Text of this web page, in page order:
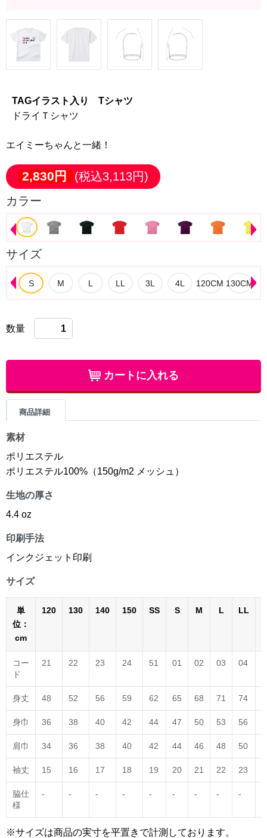
TAGイラスト入り Tシャツ
ドライＴシャツ
エイミーちゃんと一緒！
2,830円
(税込3,113円)
カラー
サイズ
数量
カートに入れる
商品詳細
素材
ポリエステル
ポリエステル100%（150g/m2 メッシュ）
生地の厚さ
4.4 oz
印刷手法
インクジェット印刷
サイズ
単
位：
cm
120 130 140 150 SS S M L LL
コー
ド
21 22 23 24 51 01 02 03 04
身丈 48 52 56 59 62 65 68 71 74
身巾 36 38 40 42 44 47 50 53 56
肩巾 34 36 38 40 42 44 46 48 50
袖丈 15 16 17 18 19 20 21 22 23
脇仕
様
- - - - - - - - -
※サイズは商品の実寸を平置きで計測しております。